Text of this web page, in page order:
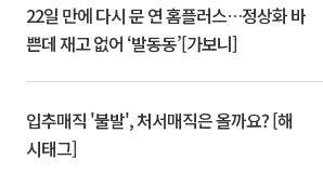
22일 만에 다시 문 연 홈플러스…정상화 바
쁜데 재고 없어 ‘발동동’[가보니]
입추매직 '불발', 처서매직은 올까요? [해
시태그]